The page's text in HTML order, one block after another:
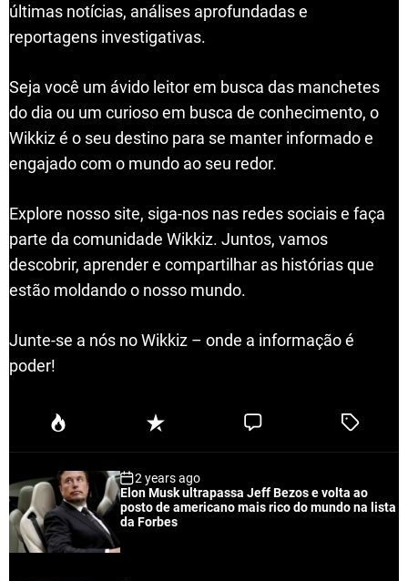
últimas notícias, análises aprofundadas e
reportagens investigativas.
Seja você um ávido leitor em busca das manchetes
do dia ou um curioso em busca de conhecimento, o
Wikkiz é o seu destino para se manter informado e
engajado com o mundo ao seu redor.
Explore nosso site, siga-nos nas redes sociais e faça
parte da comunidade Wikkiz. Juntos, vamos
descobrir, aprender e compartilhar as histórias que
estão moldando o nosso mundo.
Junte-se a nós no Wikkiz – onde a informação é
poder!
P
u
a
r
R
e
n
t
C
e
T
e
2 years ago
Elon Musk ultrapassa Jeff Bezos e volta ao
posto de americano mais rico do mundo na lista
da Forbes